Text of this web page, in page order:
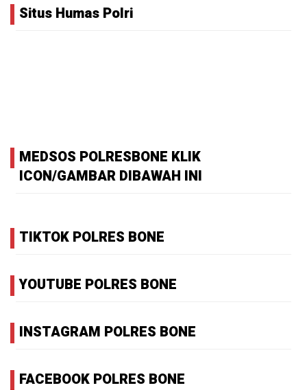
Situs Humas Polri
MEDSOS POLRESBONE KLIK
ICON/GAMBAR DIBAWAH INI
TIKTOK POLRES BONE
YOUTUBE POLRES BONE
INSTAGRAM POLRES BONE
FACEBOOK POLRES BONE